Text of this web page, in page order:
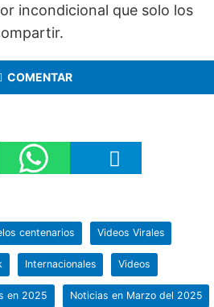
incondicional que solo los
COMENTAR
centenarios Videos Virales
Internacionales Videos
en 2025 Noticias en Marzo del 2025